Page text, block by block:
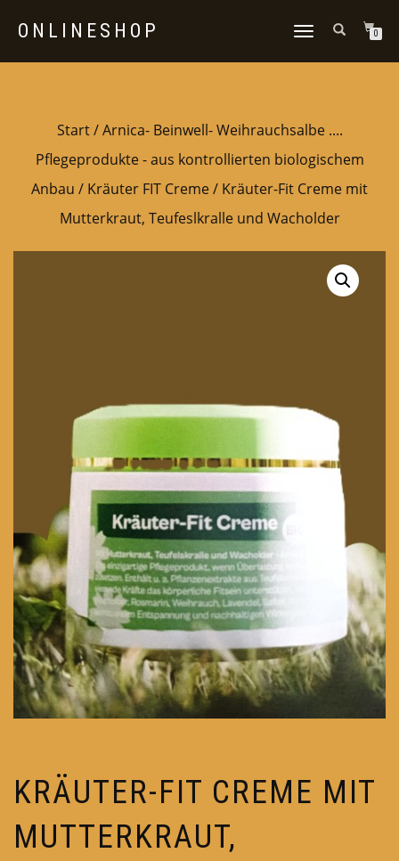
ONLINESHOP
NAVIGATION
0
Start/Arnica- Beinwell- Weihrauchsalbe ....
Pflegeprodukte - aus kontrollierten biologischem
Anbau / Kräuter FIT Creme/ Kräuter-Fit Creme mit
Mutterkraut, Teufeslkralle und Wacholder
KRÄUTER-FIT CREME MIT
MUTTERKRAUT,